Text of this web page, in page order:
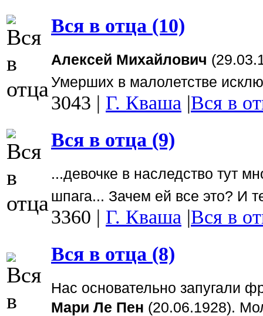
Вся в отца (10)
Алексей Михайлович
Умерших в малолетстве
3043 | Г. Кваша |Вся в
Вся в отца (9)
...девочке в наследство тут
шпага... Зачем ей все это? И
3360 | Г. Кваша |Вся в
Вся в отца (8)
Нас основательно запугали
Мари Ле Пен (20.06.1928).